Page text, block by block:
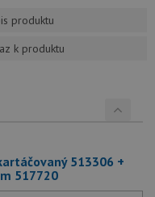
produktu
k produktu
513306 +
517720